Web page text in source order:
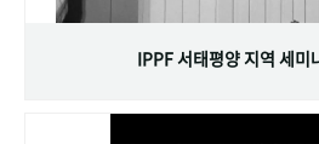
IPPF 서태평양 지역 세